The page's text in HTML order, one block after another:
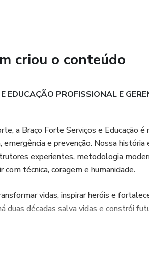
criou o conteúdo
EDUCAÇÃO PROFISSIONAL E
a Braço Forte Serviços e Educação é
e prevenção. Nossa
experientes, metodologia
técnica, coragem e humanidade.
vidas, inspirar heróis e
duas décadas salva vidas e constrói